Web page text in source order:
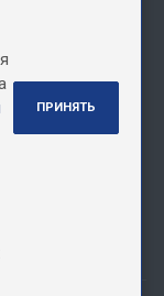
офертой
49 69
д. 3, стр. 2
ПРИНЯТЬ